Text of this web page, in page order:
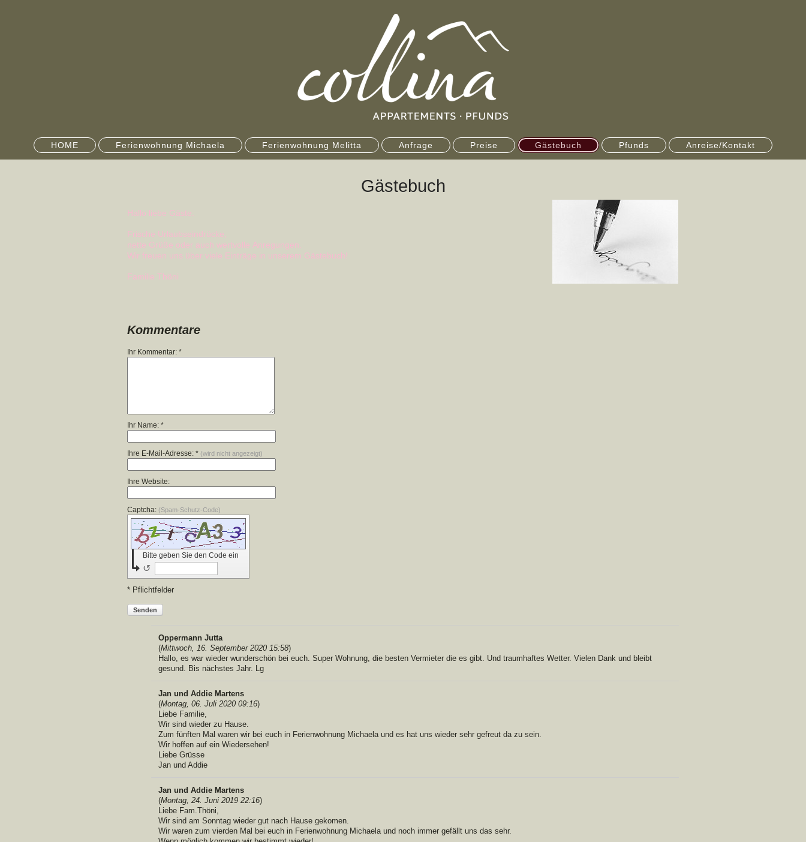
HOME Ferienwohnung Michaela Ferienwohnung Melitta Anfrage Preise Gästebuch Pfunds Anreise/Kontakt
Gästebuch
Hallo liebe Gäste.
Frische Urlaubseindrücke,
nette Grüße oder auch wertvolle Anregungen.
Wir freuen uns über viele Einträge in unserem Gästebuch!
Familie Thöni
Kommentare
Ihr Kommentar: *
Ihr Name: *
Ihre E-Mail-Adresse: * (wird nicht angezeigt)
Ihre Website:
Captcha: (Spam-Schutz-Code)
Bitte geben Sie den Code ein
↺
* Pflichtfelder
Senden
Oppermann Jutta
(Mittwoch, 16. September 2020 15:58)
Hallo, es war wieder wunderschön bei euch. Super Wohnung, die besten Vermieter die es gibt. Und traumhaftes Wetter. Vielen Dank und bleibt
gesund. Bis nächstes Jahr. Lg
Jan und Addie Martens
(Montag, 06. Juli 2020 09:16)
Liebe Familie,
Wir sind wieder zu Hause.
Zum fünften Mal waren wir bei euch in Ferienwohnung Michaela und es hat uns wieder sehr gefreut da zu sein.
Wir hoffen auf ein Wiedersehen!
Liebe Grüsse
Jan und Addie
Jan und Addie Martens
(Montag, 24. Juni 2019 22:16)
Liebe Fam.Thöni,
Wir sind am Sonntag wieder gut nach Hause gekomen.
Wir waren zum vierden Mal bei euch in Ferienwohnung Michaela und noch immer gefällt uns das sehr.